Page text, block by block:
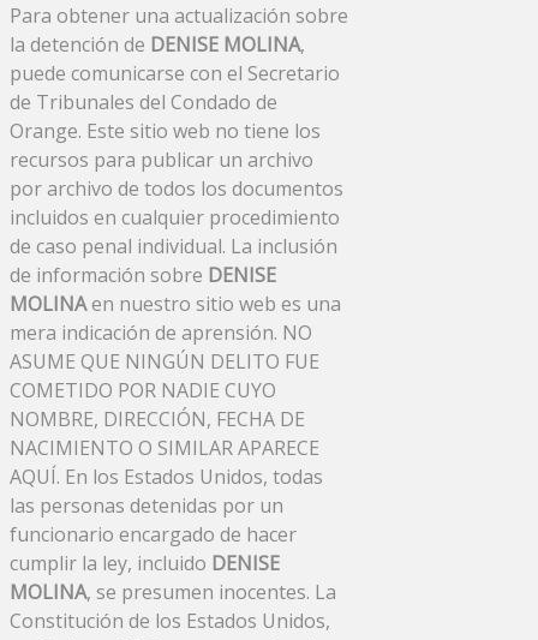
Para obtener una actualización sobre
la detención de DENISE MOLINA,
puede comunicarse con el Secretario
de Tribunales del Condado de
Orange. Este sitio web no tiene los
recursos para publicar un archivo
por archivo de todos los documentos
incluidos en cualquier procedimiento
de caso penal individual. La inclusión
de información sobre DENISE
MOLINAen nuestro sitio web es una
mera indicación de aprensión. NO
ASUME QUE NINGÚN DELITO FUE
COMETIDO POR NADIE CUYO
NOMBRE, DIRECCIÓN, FECHA DE
NACIMIENTO O SIMILAR APARECE
AQUÍ. En los Estados Unidos, todas
las personas detenidas por un
funcionario encargado de hacer
cumplir la ley, incluido DENISE
MOLINA, se presumen inocentes. La
Constitución de los Estados Unidos,